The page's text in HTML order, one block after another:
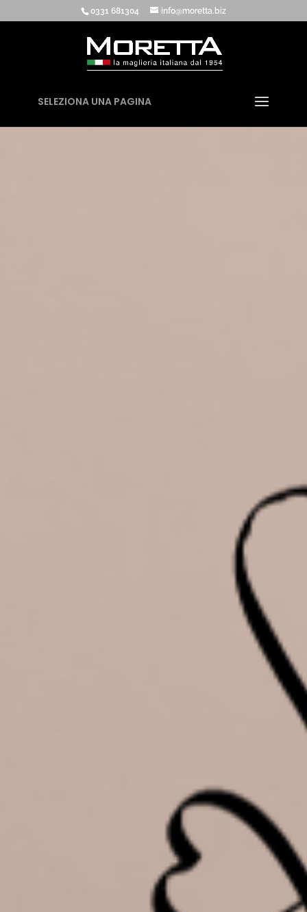
0331 681304 info@moretta.biz
SELEZIONA UNA PAGINA